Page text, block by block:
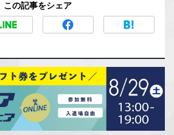
この記事をシェア